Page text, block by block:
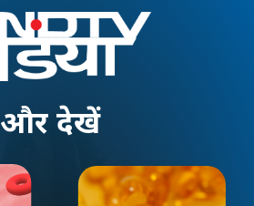
और देखें